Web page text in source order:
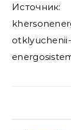
Источник: